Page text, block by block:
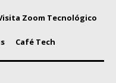
Zoom Tecnológico
Café Tech